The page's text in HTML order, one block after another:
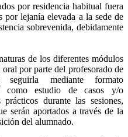
por residencia habitual fuera
por lejanía elevada a la sede de
sobrevenida, debidamente
de los diferentes módulos
por parte del profesorado de
mediante formato
como estudio de casos y/o
durante las sesiones,
serán aportados a través de la
del alumnado.